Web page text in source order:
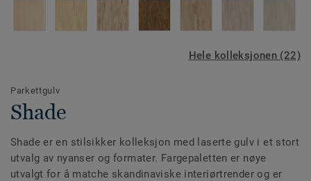
Hele kolleksjonen (22)
Parkettgulv
Shade
Shade er en stilsikker kolleksjon med laserte gulv i et stort
utvalg av nyanser og formater. Fargepaletten er nøye
utvalgt for å matche skandinaviske interiørtrender og er